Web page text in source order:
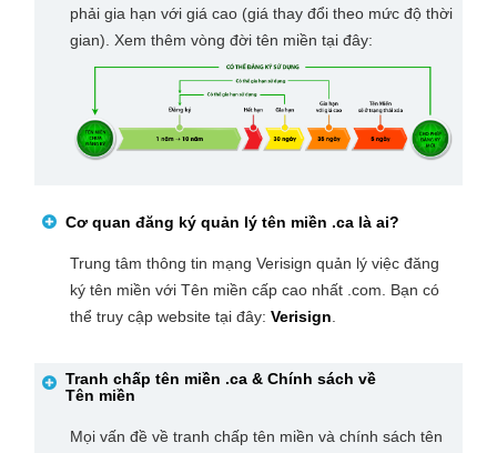
phải gia hạn với giá cao (giá thay đổi theo mức độ thời
gian). Xem thêm vòng đời tên miền tại đây:
Cơ quan đăng ký quản lý tên miền .calà ai?
Trung tâm thông tin mạng Verisign quản lý việc đăng
ký tên miền với Tên miền cấp cao nhất .com. Bạn có
thể truy cập website tại đây:Verisign.
Tranh chấp tên miền .ca& Chính sách về
Tên miền
Mọi vấn đề về tranh chấp tên miền và chính sách tên